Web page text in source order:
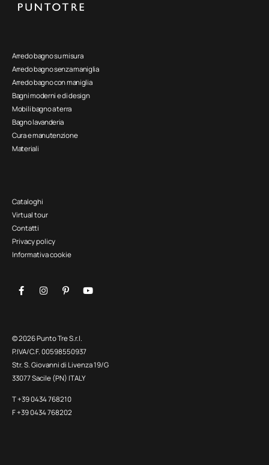
Arredo bagno su misura
Arredo bagno senza maniglia
Arredo bagno con maniglia
Bagni moderni e di design
Mobili bagno a terra
Bagno lavanderia
Cura e manutenzione
Materiali
Cataloghi
Virtual tour
Contatti
Privacy policy
Informativa cookie
© 2026 Punto Tre S.r.l.
P.IVA/C.F. 00598550937
Str. S. Giovanni di Livenza 19/G
33077 Sacile (PN) ITALY
T +39 0434 768210
F +39 0434 768202